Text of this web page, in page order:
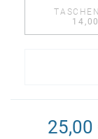
25,00